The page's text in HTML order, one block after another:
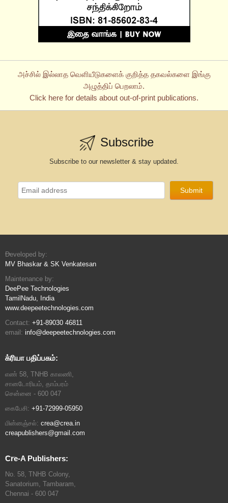
அச்சில் இல்லாத வெளியீடுகளைக் குறித்த தகவல்களை இங்கு
அழுத்திப் பெறலாம்.
Click here for details about out-of-print publications.
Subscribe
Subscribe to our newsletter & stay updated.
Developed by:
MV Bhaskar & SK Venkatesan
Maintenance by:
DeePee Technologies
TamilNadu, India
www.deepeetechnologies.com
Contact: +91-89030 46811
email: info@deepeetechnologies.com
க்ரியா பதிப்பகம்:
எண் 58, TNHB காலணி,
சானடோரியம், தாம்பரம்
சென்னை - 600 047
கைபேசி: +91-72999-05950
மின்னஞ்சல்: crea@crea.in
creapublishers@gmail.com
Cre-A Publishers:
No. 58, TNHB Colony,
Sanatorium, Tambaram,
Chennai - 600 047